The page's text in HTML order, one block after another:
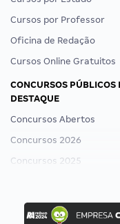
Cursos por Professor
Oficina de Redação
Cursos Online Gratuitos
CONCURSOS PÚBLICOS
DESTAQUE
Concursos Abertos
Concursos 2026
Concursos 2025
Concurso Ibama